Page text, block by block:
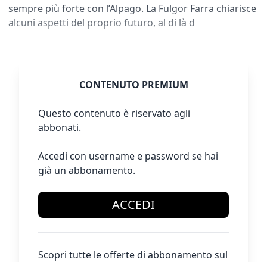
sempre più forte con l’Alpago. La Fulgor Farra chiarisce
alcuni aspetti del proprio futuro, al di là d
CONTENUTO PREMIUM
Questo contenuto è riservato agli
abbonati.
Accedi con username e password se hai
già un abbonamento.
ACCEDI
Scopri tutte le offerte di abbonamento sul